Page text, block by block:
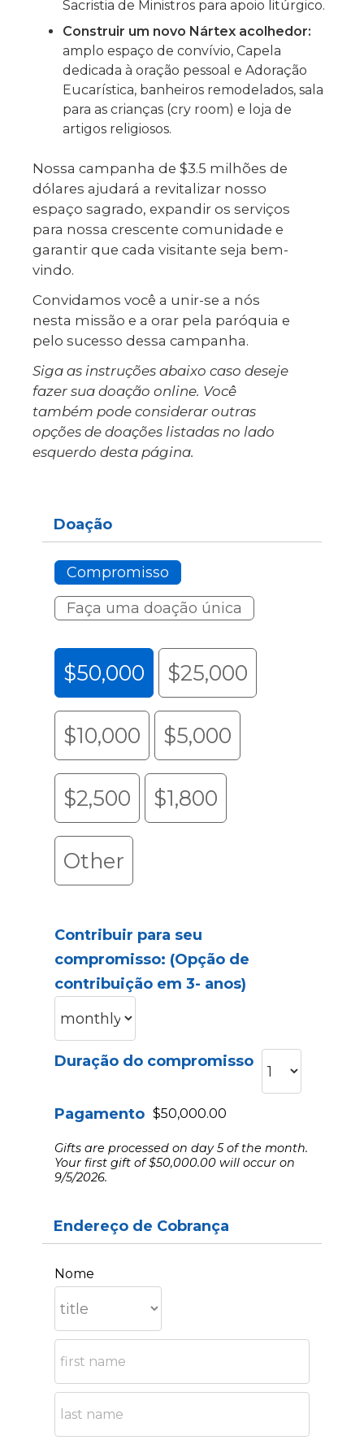
Sacristia de Ministros para apoio litúrgico.
Construir um novo Nártex acolhedor:
amplo espaço de convívio, Capela
dedicada à oração pessoal e Adoração
Eucarística, banheiros remodelados, sala
para as crianças (cry room) e loja de
artigos religiosos.
Nossa campanha de $3.5 milhões de
dólares ajudará a revitalizar nosso
espaço sagrado, expandir os serviços
para nossa crescente comunidade e
garantir que cada visitante seja bem-
vindo.
Convidamos você a unir-se a nós
nesta missão e a orar pela paróquia e
pelo sucesso dessa campanha.
Siga as instruções abaixo caso deseje
fazer sua doação online. Você
também pode considerar outras
opções de doações listadas no lado
esquerdo desta página.
Doação
Compromisso
Faça uma doação única
$50,000 $25,000
$10,000 $5,000
$2,500 $1,800
Other
Contribuir para seu
compromisso: (Opção de
contribuição em 3- anos)
Duração do compromisso
Pagamento $50,000.00
Gifts are processed on day 5 of the month.
Your first gift of $50,000.00 will occur on
9/5/2026.
Endereço de Cobrança
Nome